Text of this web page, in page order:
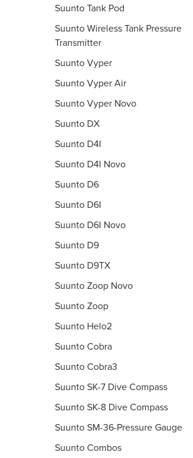
Suunto Tank Pod
Suunto Wireless Tank Pressure
Transmitter
Suunto Vyper
Suunto Vyper Air
Suunto Vyper Novo
Suunto DX
Suunto D4I
Suunto D4I Novo
Suunto D6
Suunto D6I
Suunto D6I Novo
Suunto D9
Suunto D9TX
Suunto Zoop Novo
Suunto Zoop
Suunto Helo2
Suunto Cobra
Suunto Cobra3
Suunto SK-7 Dive Compass
Suunto SK-8 Dive Compass
Suunto SM-36-Pressure Gauge
Suunto Combos